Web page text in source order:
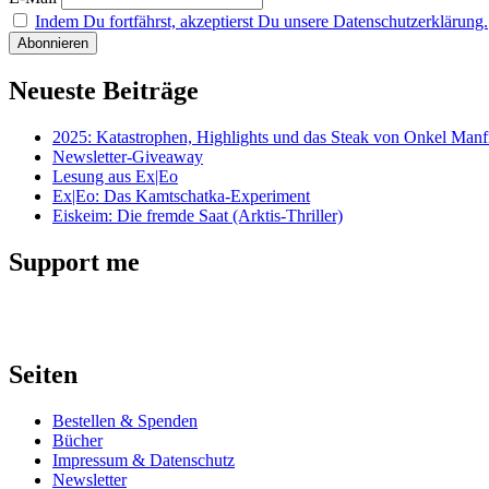
Indem Du fortfährst, akzeptierst Du unsere Datenschutzerklärung.
Neueste Beiträge
2025: Katastrophen, Highlights und das Steak von Onkel
Newsletter-Giveaway
Lesung aus Ex|Eo
Ex|Eo: Das Kamtschatka-Experiment
Eiskeim: Die fremde Saat (Arktis-Thriller)
Support me
Seiten
Bestellen & Spenden
Bücher
Impressum & Datenschutz
Newsletter